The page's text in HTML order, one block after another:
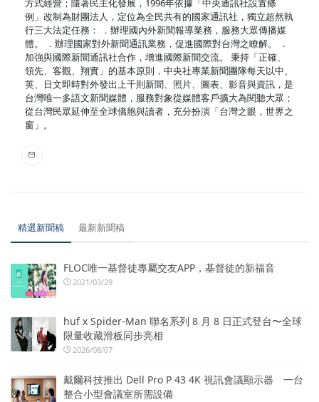
方式經營；隨著民主化發展，1996年依據「中央通訊社設置條
例」改制為財團法人，定位為全民共有的國家通訊社，獨立超然執
行三大法定任務： ．辦理國內外新聞報導業務，服務大眾傳播媒
體。 ．辦理國家對外新聞通訊業務，促進國際對台灣之瞭解。 ．
加強與國際新聞通訊社合作，增進國際新聞交流。 秉持「正確、
領先、客觀、翔實」的基本原則，中央社專業新聞團隊每天以中、
英、日文即時對外發出上千則新聞、照片、圖表、影音與資訊，是
台灣唯一多語文新聞媒體，服務對象從媒體客戶擴大為閱聽大眾；
從台灣民眾延伸至全球僑胞與讀者，充分扮演「台灣之眼，世界之
窗」。
精選新聞稿 最新新聞稿
FLOC唯一基督徒專屬交友APP，基督徒的新福音
2021/03/29
huf x Spider-Man 聯名系列 8 月 8 日正式登台〜全球
限量收藏滑板同步亮相
2026/08/07
戴爾科技推出 Dell Pro P 43 4K 視訊會議顯示器 一台
整合小型會議室所需設備